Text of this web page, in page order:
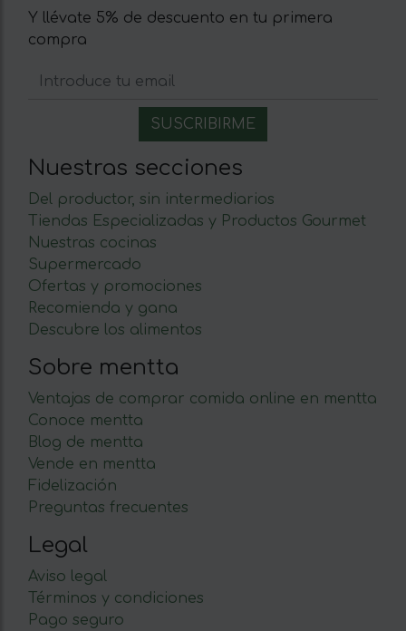
Y llévate 5% de descuento en tu primera
compra
Nuestras secciones
Del productor, sin intermediarios
Tiendas Especializadas y Productos Gourmet
Nuestras cocinas
Supermercado
Ofertas y promociones
Recomienda y gana
Descubre los alimentos
Sobre mentta
Ventajas de comprar comida online en mentta
Conoce mentta
Blog de mentta
Vende en mentta
Fidelización
Preguntas frecuentes
Legal
Aviso legal
Términos y condiciones
Pago seguro